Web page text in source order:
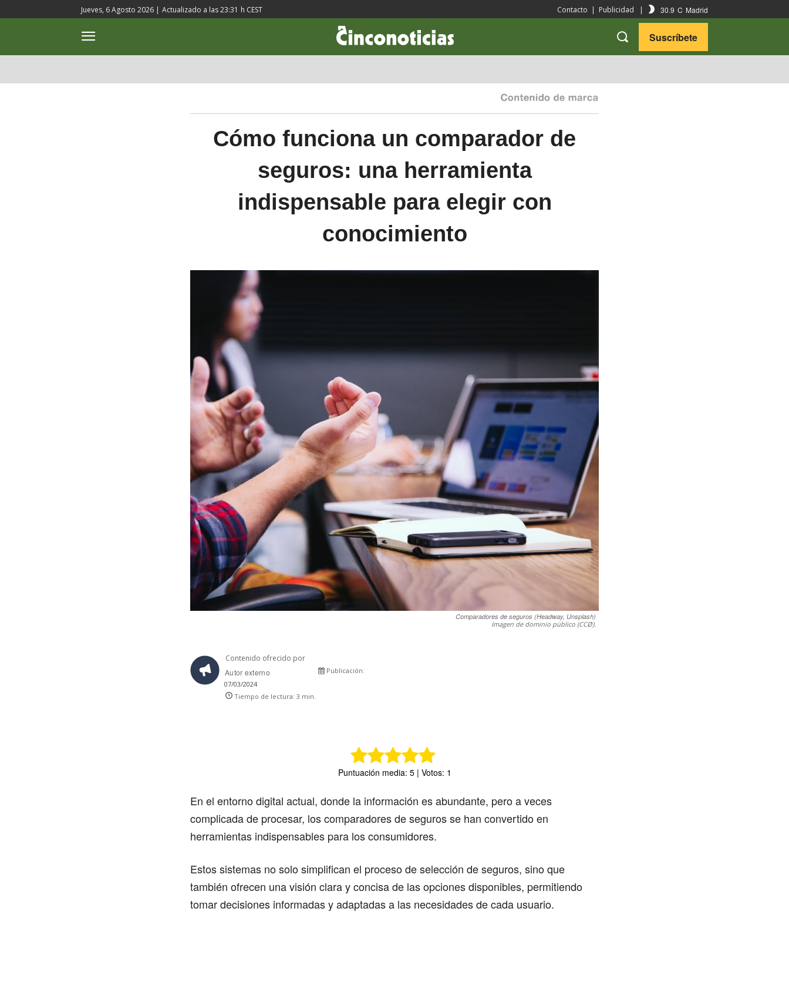
Jueves, 6 Agosto 2026 | Actualizado a las23:31 h CEST Contacto | Publicidad | 30.9 C Madrid
Suscríbete
Cómo funciona un comparador de
seguros: una herramienta
indispensable para elegir con
conocimiento
Comparadores de seguros (Headway, Unsplash)
Imagen de dominio público (CCØ).
Contenido ofrecido por
Autor externo
Publicación:
07/03/2024
Tiempo de lectura: 3 min.
Puntuación media: 5 | Votos: 1
En el entorno digital actual, donde la información es abundante, pero a veces
complicada de procesar, los comparadores de seguros se han convertido en
herramientas indispensables para los consumidores.
Estos sistemas no solo simplifican el proceso de selección de seguros, sino que
también ofrecen una visión clara y concisa de las opciones disponibles, permitiendo
tomar decisiones informadas y adaptadas a las necesidades de cada usuario.